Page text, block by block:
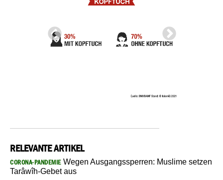
RELEVANTE ARTIKEL
CORONA-PANDEMIEWegen Ausgangssperren: Muslime setzen
Tarâwîh-Gebet aus